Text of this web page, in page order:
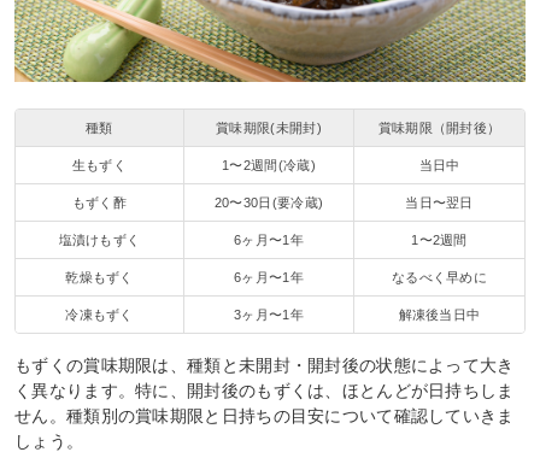
種類 賞味期限(未開封) 賞味期限（開封後）
生もずく 1〜2週間(冷蔵) 当日中
もずく酢 20〜30日(要冷蔵) 当日〜翌日
塩漬けもずく 6ヶ月〜1年 1〜2週間
乾燥もずく 6ヶ月〜1年 なるべく早めに
冷凍もずく 3ヶ月〜1年 解凍後当日中
もずくの賞味期限は、種類と未開封・開封後の状態によって大き
く異なります。特に、開封後のもずくは、ほとんどが日持ちしま
せん。種類別の賞味期限と日持ちの目安について確認していきま
しょう。